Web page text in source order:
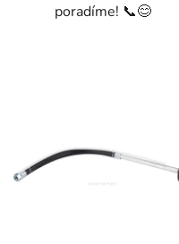
poradíme! 📞😊